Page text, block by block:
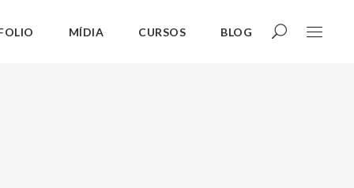
MÍDIA CURSOS BLOG